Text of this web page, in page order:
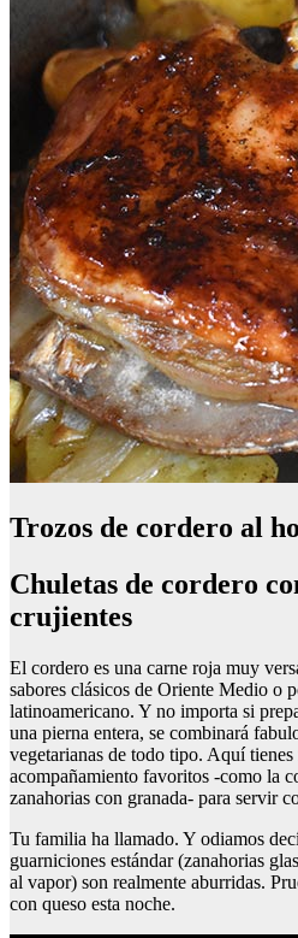
Trozos de cordero al
Chuletas de cordero
crujientes
El cordero es una carne roja muy
sabores clásicos de Oriente Medio o
latinoamericano. Y no importa si
una pierna entera, se combinará
vegetarianas de todo tipo. Aquí
acompañamiento favoritos -como la
zanahorias con granada- para servir
Tu familia ha llamado. Y odiamos
guarniciones estándar (zanahorias
al vapor) son realmente aburridas.
con queso esta noche.